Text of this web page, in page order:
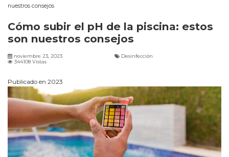
nuestros consejos
Cómo subir el pH de la piscina: estos
son nuestros consejos
noviembre 23, 2023
Desinfección
344108 Vistas
Publicado en 2023